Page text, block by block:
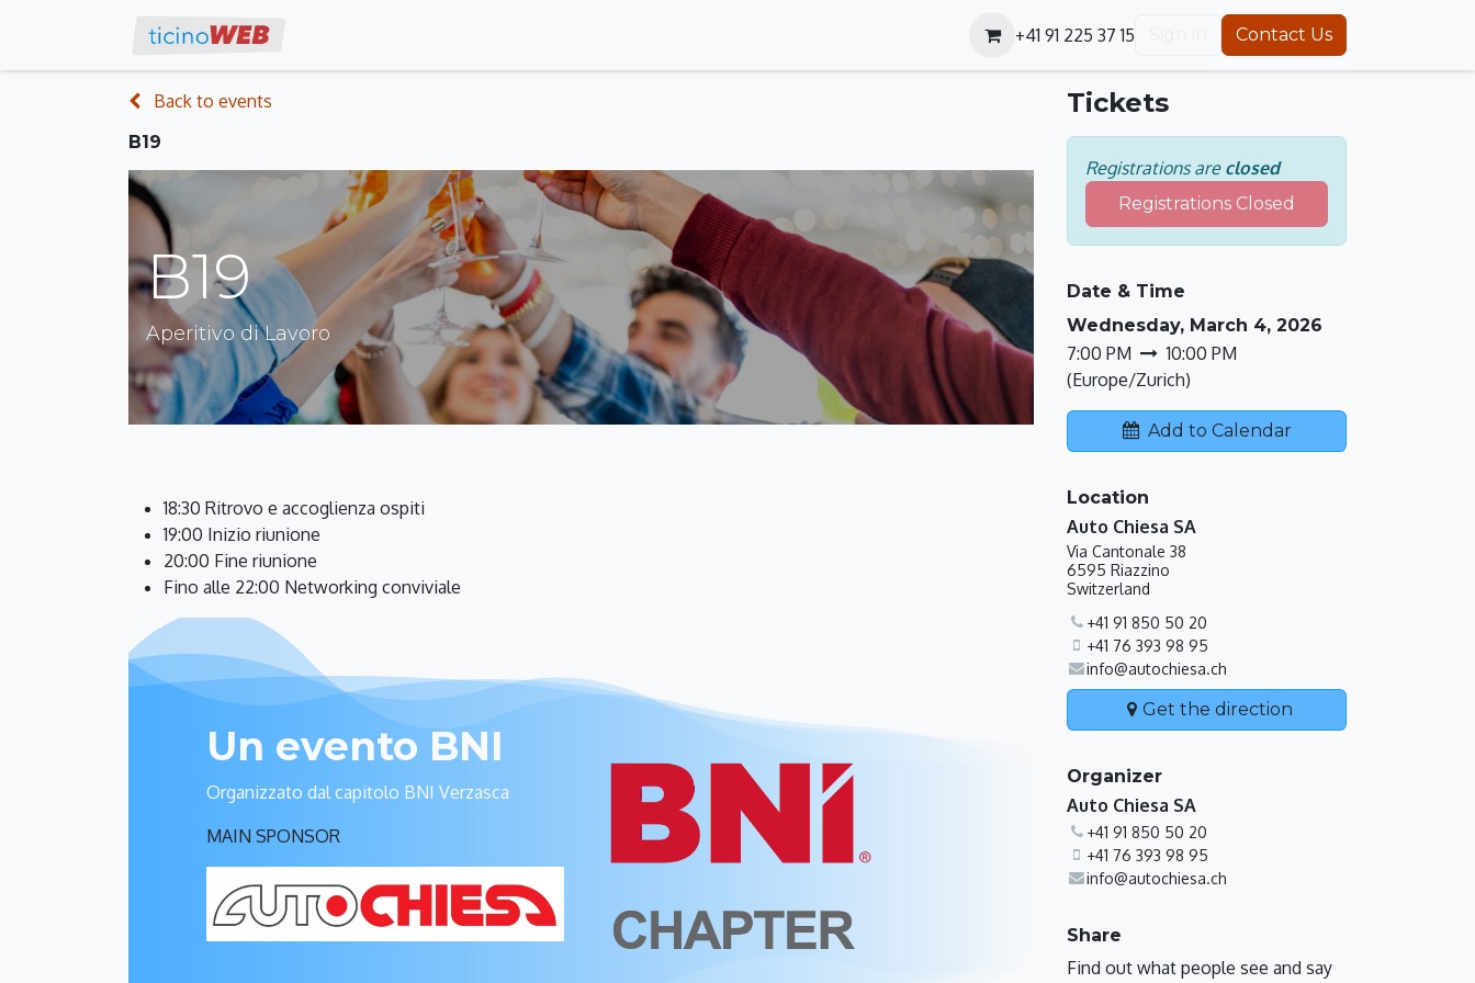
+41 91 225 37 15 Contact Us
Back to events
B19
B19
Aperitivo di Lavoro
18:30 Ritrovo e accoglienza ospiti
19:00 Inizio riunione
20:00 Fine riunione
Fino alle 22:00 Networking conviviale
Un evento BNI
Organizzato dal capitolo BNI Verzasca
MAIN SPONSOR
Tickets
Registrations are closed
Registrations Closed
Date & Time
Wednesday, March 4, 2026
7:00 PM
10:00 PM
(Europe/Zurich)
Add to Calendar
Location
Auto Chiesa SA
Via Cantonale 38
6595 Riazzino
Switzerland
+41 91 850 50 20
+41 76 393 98 95
info@autochiesa.ch
Get the direction
Organizer
Auto Chiesa SA
+41 91 850 50 20
+41 76 393 98 95
info@autochiesa.ch
Share
Find out what people see and say